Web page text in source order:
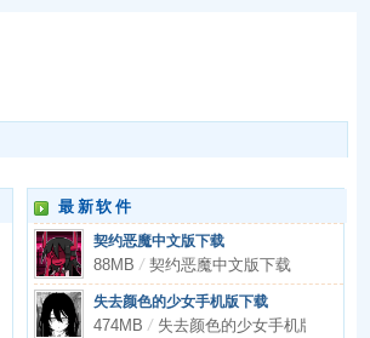
最新软件
契约恶魔中文版下载
88MB/ 契约恶魔中文版下载
失去颜色的少女手机版下载
474MB/ 失去颜色的少女手机版下载